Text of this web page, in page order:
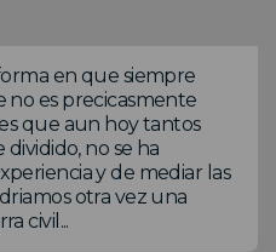
en que siempre
no es precicasmente
que aun hoy tantos
dividido, no se ha
y de mediar las
otra vez una
civil...